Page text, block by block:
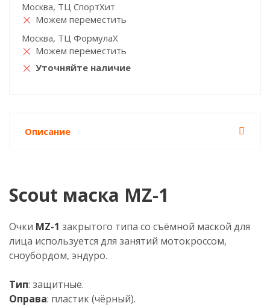
Москва, ТЦ СпортХит
Можем переместить
Москва, ТЦ ФормулаХ
Можем переместить
Уточняйте наличие
Описание
Scout маска MZ-1
Очки MZ-1 закрытого типа со съёмной маской для
лица используется для занятий мотокроссом,
сноубордом, эндуро.
Тип: защитные.
Оправа: пластик (чёрный).